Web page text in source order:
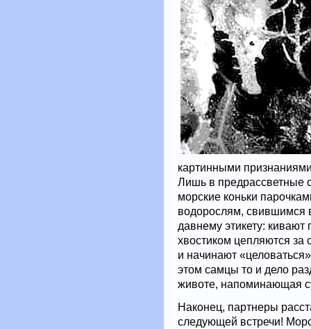
картинными
Лишь в предрассветные
морские коньки
водорослям, свившимся
давнему этикету:
хвостиком цепляются за
и начинают
этом самцы то и дело
животе, напоминающая
Наконец, партнеры
следующей встречи!